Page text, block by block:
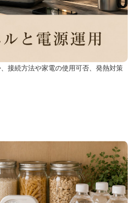
接続方法や家電の使用可否、発熱対策